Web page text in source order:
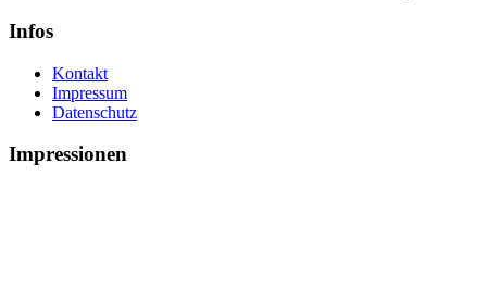
Infos
Kontakt
Impressum
Datenschutz
Impressionen